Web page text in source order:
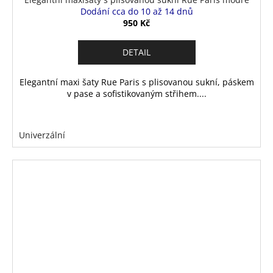
Dodání cca do 10 až 14 dnů
950 Kč
DETAIL
Elegantní maxi šaty Rue Paris s plisovanou sukní, páskem
v pase a sofistikovaným střihem....
Univerzální